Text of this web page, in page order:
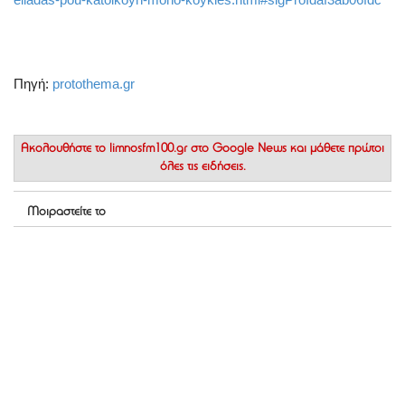
Πηγή: protothema.gr
Ακολουθήστε το limnosfm100.gr στο Google News και μάθετε πρώτοι
όλες τις ειδήσεις.
Μοιραστείτε το